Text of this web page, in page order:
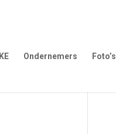
Ondernemers Foto’s